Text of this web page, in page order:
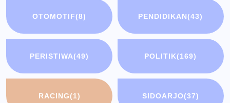
OTOMOTIF(8) PENDIDIKAN(43)
PERISTIWA(49) POLITIK(169)
RACING(1) SIDOARJO(37)